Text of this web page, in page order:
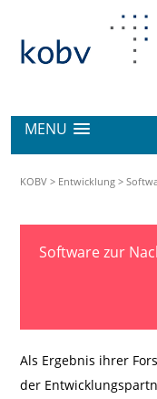
MENU
KOBV > Entwicklung >
Software zur
Als Ergebnis ihrer
der